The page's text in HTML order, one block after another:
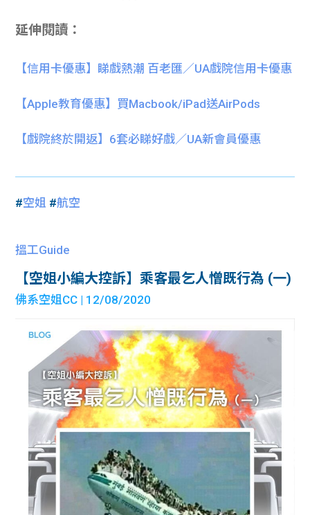
延伸閱讀：
【信用卡優惠】睇戲熱潮 百老匯／UA戲院信用卡優惠
【Apple教育優惠】買Macbook/iPad送AirPods
【戲院終於開返】6套必睇好戲／UA新會員優惠
#空姐 #航空
搵工Guide
【空姐小編大控訴】乘客最乞人憎既行為 (一)
佛系空姐CC | 12/08/2020